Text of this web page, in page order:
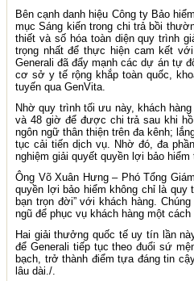
Bên cạnh danh hiệu Công ty Bảo
mục Sáng kiến trong chi trả bồi
thiết và số hóa toàn diện quy trình
trọng nhất để thực hiện cam kết
Generali đã đẩy mạnh các dự án tự
cơ sở y tế rộng khắp toàn quốc,
tuyến qua GenVita.
Nhờ quy trình tối ưu này, khách
và 48 giờ để được chi trả sau khi
ngôn ngữ thân thiện trên đa kênh;
tục cải tiến dịch vụ. Nhờ đó, đa
nghiệm giải quyết quyền lợi bảo
Ông Võ Xuân Hưng – Phó Tổng
quyền lợi bảo hiểm không chỉ là quy
bạn trọn đời” với khách hàng.
ngũ để phục vụ khách hàng một
Hai giải thưởng quốc tế uy tín lần
để Generali tiếp tục theo đuổi sứ
bạch, trở thành điểm tựa đáng tin
lâu dài./.